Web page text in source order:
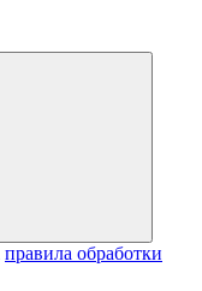
правила обработки